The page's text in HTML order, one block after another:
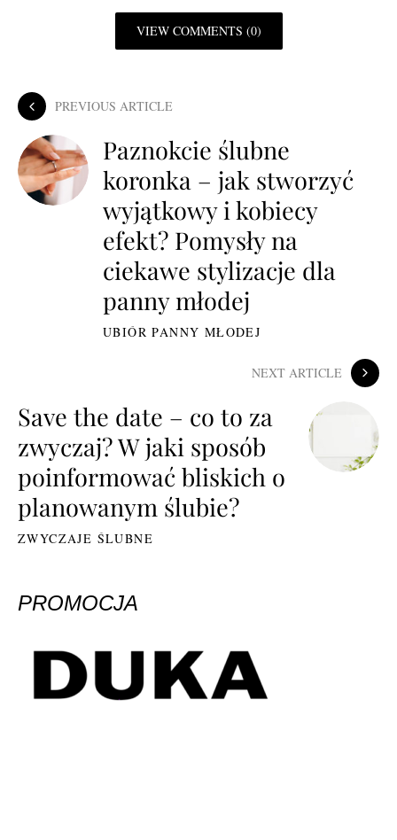
VIEW COMMENTS (0)
PREVIOUS ARTICLE
Paznokcie ślubne
koronka – jak stworzyć
wyjątkowy i kobiecy
efekt? Pomysły na
ciekawe stylizacje dla
panny młodej
UBIÓR PANNY MŁODEJ
NEXT ARTICLE
Save the date – co to za
zwyczaj? W jaki sposób
poinformować bliskich o
planowanym ślubie?
ZWYCZAJE ŚLUBNE
PROMOCJA